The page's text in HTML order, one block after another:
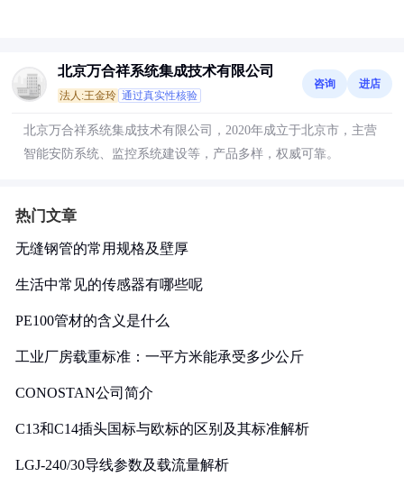
北京万合祥系统集成技术有限公司
法人:王金玲 通过真实性核验
咨询 进店
北京万合祥系统集成技术有限公司，2020年成立于北京市，主营
智能安防系统、监控系统建设等，产品多样，权威可靠。
热门文章
无缝钢管的常用规格及壁厚
生活中常见的传感器有哪些呢
PE100管材的含义是什么
工业厂房载重标准：一平方米能承受多少公斤
CONOSTAN公司简介
C13和C14插头国标与欧标的区别及其标准解析
LGJ-240/30导线参数及载流量解析